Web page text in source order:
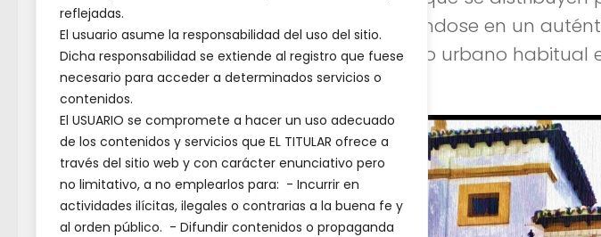
reflejadas.
El usuario asume la responsabilidad del uso del sitio.
Dicha responsabilidad se extiende al registro que fuese
necesario para acceder a determinados servicios o
contenidos.
El USUARIO se compromete a hacer un uso adecuado
de los contenidos y servicios que EL TITULAR ofrece a
través del sitio web y con carácter enunciativo pero
no limitativo, a no emplearlos para: - Incurrir en
actividades ilícitas, ilegales o contrarias a la buena fe y
al orden público. - Difundir contenidos o propaganda
convirtiéndose en un
mobiliario urbano habitual
farolas…
Programa de formación y
empleo en Atención Sociosanitaria
con inicio en junio de 2026